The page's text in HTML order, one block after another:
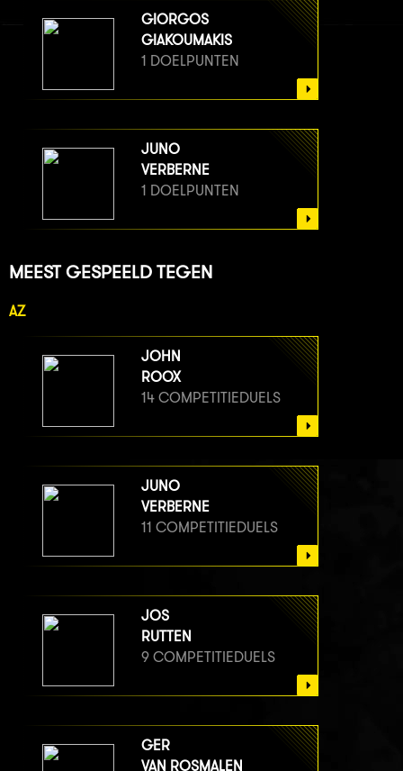
GIORGOS
GIAKOUMAKIS
1 DOELPUNTEN
JUNO
VERBERNE
1 DOELPUNTEN
MEEST GESPEELD TEGEN
AZ
JOHN
ROOX
14 COMPETITIEDUELS
JUNO
VERBERNE
11 COMPETITIEDUELS
JOS
RUTTEN
9 COMPETITIEDUELS
GER
VAN ROSMALEN